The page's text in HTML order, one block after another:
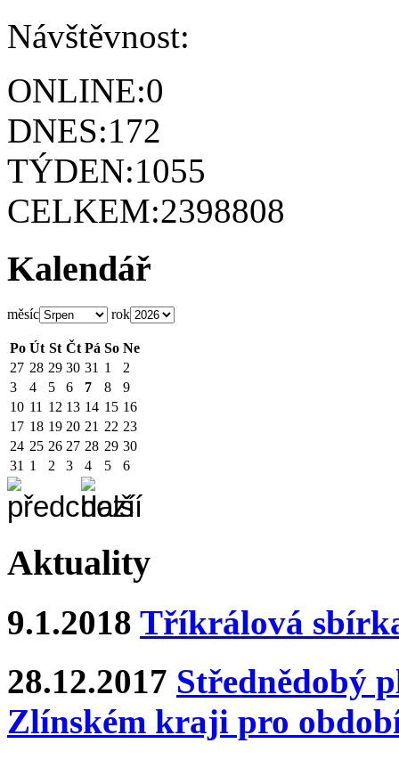
Návštěvnost:
ONLINE:0
DNES:172
TÝDEN:1055
CELKEM:2398808
Kalendář
měsíc rok
Po Út St Čt Pá So Ne
27 28 29 30 31 1
2
3
4 5 6 7 8
9
10 11 12 13 14 15 16
17 18 19 20 21 22 23
24 25 26 27 28 29 30
31 1 2 3 4 5 6
Aktuality
9.1.2018 Tříkrálová
28.12.2017 Střednědobý
Zlínském kraji pro